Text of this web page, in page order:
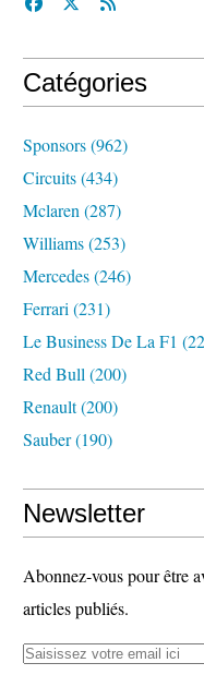
Catégories
Sponsors(962)
Circuits(434)
Mclaren (287)
Williams(253)
Mercedes(246)
Ferrari (231)
Le Business De La F1
Red Bull (200)
Renault(200)
Sauber(190)
Newsletter
Abonnez-vous pour être
articles publiés.